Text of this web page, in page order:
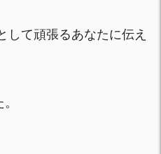
して頑張るあなたに伝え